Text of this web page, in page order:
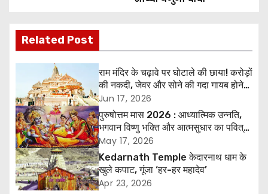
t
a
v
i
g
Related Post
राम मंदिर के चढ़ावे पर घोटाले की छाया! करोड़ों
की नकदी, जेवर और सोने की गदा गायब होने
के आरोप, SIT जांच शुरू
Jun 17, 2026
पुरुषोत्तम मास 2026 : आध्यात्मिक उन्नति,
भगवान विष्णु भक्ति और आत्मसुधार का पवित्र
अवसर
May 17, 2026
Kedarnath Temple केदारनाथ धाम के
खुले कपाट, गूंजा ‘हर-हर महादेव’
Apr 23, 2026